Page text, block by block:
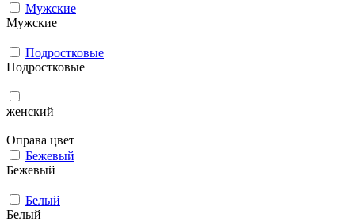
Мужcкие
Мужcкие
Подростковые
Подростковые
женский
Оправа цвет
Бежевый
Бежевый
Белый
Белый